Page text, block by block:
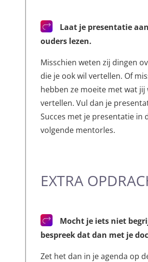
Laat je presentatie
ouders lezen.
Misschien weten zij dingen
die je ook wil vertellen. Of
hebben ze moeite met wat jij
vertellen. Vul dan je
Succes met je presentatie in
volgende mentorles.
EXTRA
Mocht je iets niet
bespreek dat dan met je
Zet het dan in je agenda op